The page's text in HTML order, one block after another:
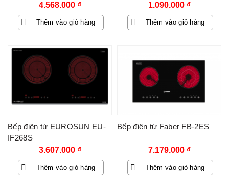
4.568.000 ₫
Thêm vào giỏ hàng
1.090.000 ₫
Thêm vào giỏ hàng
Bếp điện từ EUROSUN EU-
IF268S
3.607.000 ₫
Thêm vào giỏ hàng
Bếp điện từ Faber FB-2ES
7.179.000 ₫
Thêm vào giỏ hàng